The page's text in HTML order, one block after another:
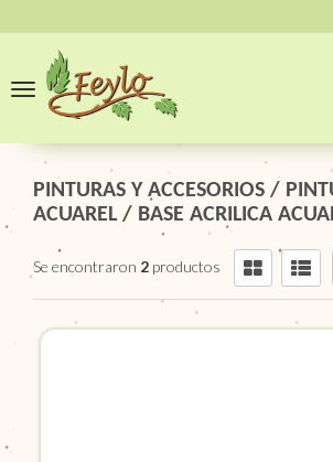
Toggle navigation
PINTURAS Y ACCESORIOS /
ACUAREL / BASE ACRILICA
Se encontraron 2 productos